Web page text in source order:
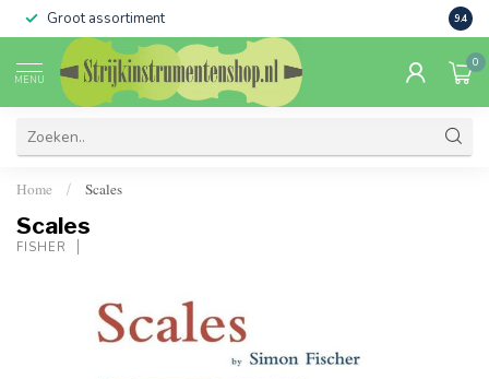
Groot assortiment 9.4
MENU
0
Home / Scales
Scales
FISHER